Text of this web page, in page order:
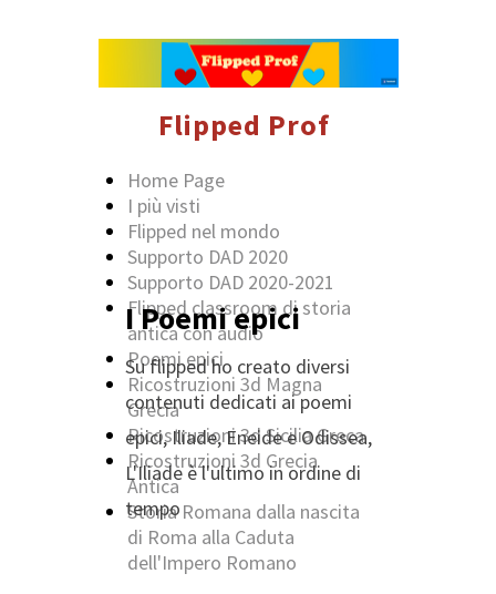
I Poemi epici
Su flipped ho creato diversi
contenuti dedicati ai poemi
epici, Iliade, Eneide e Odissea,
L'Iliade è l'ultimo in ordine di
tempo
Flipped Prof
Home Page
I più visti
Flipped nel mondo
Supporto DAD 2020
Supporto DAD 2020-2021
Flipped classroom di storia
antica con audio
Poemi epici
Ricostruzioni 3d Magna
Grecia
Ricostruzioni 3d Sicilia Greca
Ricostruzioni 3d Grecia
Antica
Storia Romana dalla nascita
di Roma alla Caduta
dell'Impero Romano